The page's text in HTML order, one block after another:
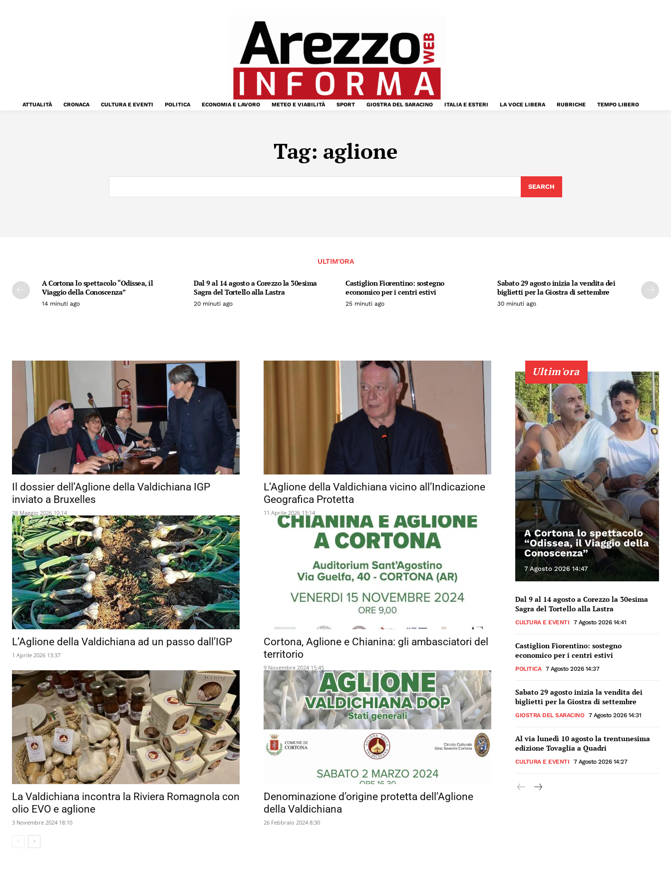
ATTUALITÀ CRONACA CULTURA E EVENTI POLITICA ECONOMIA E LAVORO METEO E VIABILITÀ SPORT GIOSTRA DEL SARACINO ITALIA E ESTERI LA VOCE LIBERA RUBRICHE TEMPO LIBERO
Tag: aglione
SEARCH
ULTIM'ORA
A Cortona lo spettacolo “Odissea, il
Viaggio della Conoscenza”
14 minuti ago
Dal 9 al 14 agosto a Corezzo la 30esima
Sagra del Tortello alla Lastra
20 minuti ago
Castiglion Fiorentino: sostegno
economico per i centri estivi
25 minuti ago
Sabato 29 agosto inizia la vendita dei
biglietti per la Giostra di settembre
30 minuti ago
Il dossier dell’Aglione della Valdichiana IGP
inviato a Bruxelles
28 Maggio 2026 10:14
L’Aglione della Valdichiana vicino all’Indicazione
Geografica Protetta
11 Aprile 2026 13:14
L’Aglione della Valdichiana ad un passo dall’IGP
1 Aprile 2026 13:37
Cortona, Aglione e Chianina: gli ambasciatori del
territorio
9 Novembre 2024 15:45
La Valdichiana incontra la Riviera Romagnola con
olio EVO e aglione
3 Novembre 2024 18:10
Denominazione d’origine protetta dell’Aglione
della Valdichiana
26 Febbraio 2024 8:30
Ultim'ora
A Cortona lo spettacolo
“Odissea, il Viaggio della
Conoscenza”
7 Agosto 2026 14:47
Dal 9 al 14 agosto a Corezzo la 30esima
Sagra del Tortello alla Lastra
CULTURA E EVENTI 7 Agosto 2026 14:41
Castiglion Fiorentino: sostegno
economico per i centri estivi
POLITICA 7 Agosto 2026 14:37
Sabato 29 agosto inizia la vendita dei
biglietti per la Giostra di settembre
GIOSTRA DEL SARACINO 7 Agosto 2026 14:31
Al via lunedì 10 agosto la trentunesima
edizione Tovaglia a Quadri
CULTURA E EVENTI 7 Agosto 2026 14:27